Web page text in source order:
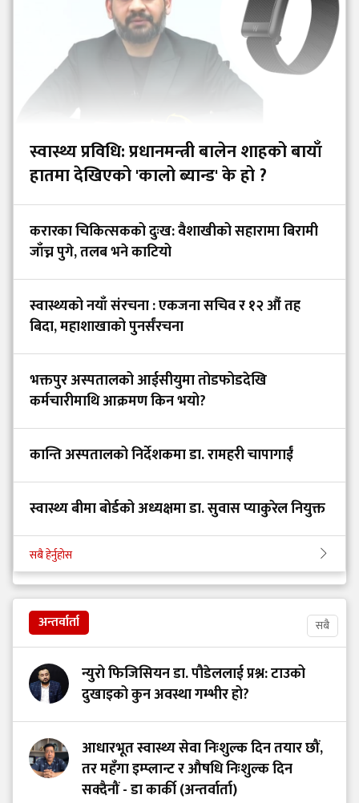
स्वास्थ्य प्रविधि: प्रधानमन्त्री बालेन शाहको बायाँ
हातमा देखिएको 'कालो ब्यान्ड' के हो ?
करारका चिकित्सकको दुःख: वैशाखीको सहारामा बिरामी
जाँच्न पुगे, तलब भने काटियो
स्वास्थ्यको नयाँ संरचना : एकजना सचिव र १२ औं तह
बिदा, महाशाखाको पुनर्संरचना
भक्तपुर अस्पतालको आईसीयुमा तोडफोडदेखि
कर्मचारीमाथि आक्रमण किन भयो?
कान्ति अस्पतालको निर्देशकमा डा. रामहरी चापागाईं
स्वास्थ्य बीमा बोर्डको अध्यक्षमा डा. सुवास प्याकुरेल नियुक्त
सबै हेर्नुहोस
अन्तर्वार्ता सबै
न्युरो फिजिसियन डा. पौडेललाई प्रश्न: टाउको
दुखाइको कुन अवस्था गम्भीर हो?
आधारभूत स्वास्थ्य सेवा निःशुल्क दिन तयार छौं,
तर महँगा इम्प्लान्ट र औषधि निःशुल्क दिन
सक्दैनौं - डा कार्की (अन्तर्वार्ता)